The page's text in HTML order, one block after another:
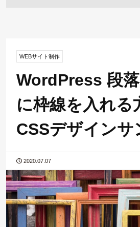
WEBサイト制作
WordPress 段
に枠線を入れる
CSSデザインサ
2020.07.07